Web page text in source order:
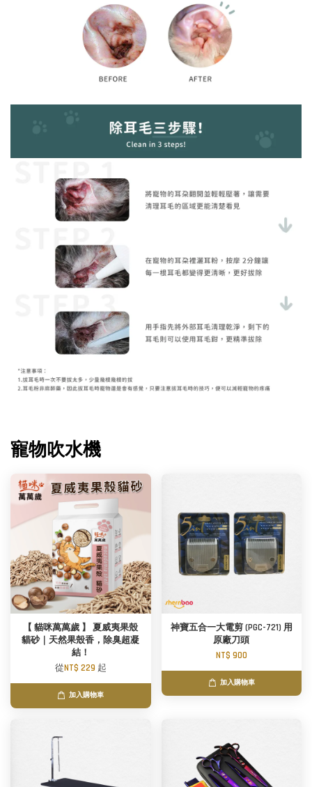
寵物吹水機
【 貓咪萬萬歲 】 夏威夷果殼
貓砂｜天然果殼香，除臭超凝
結！
從NT$ 229 起
加入購物車
神寶五合一大電剪 (PGC-721) 用
原廠刀頭
NT$ 900
加入購物車